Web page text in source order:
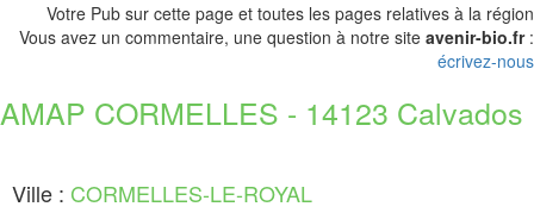
Votre Pub sur cette page et toutes les pages relatives à la région
Vous avez un commentaire, une question à notre site avenir-bio.fr:
écrivez-nous
AMAP CORMELLES - 14123 Calvados
Ville : CORMELLES-LE-ROYAL